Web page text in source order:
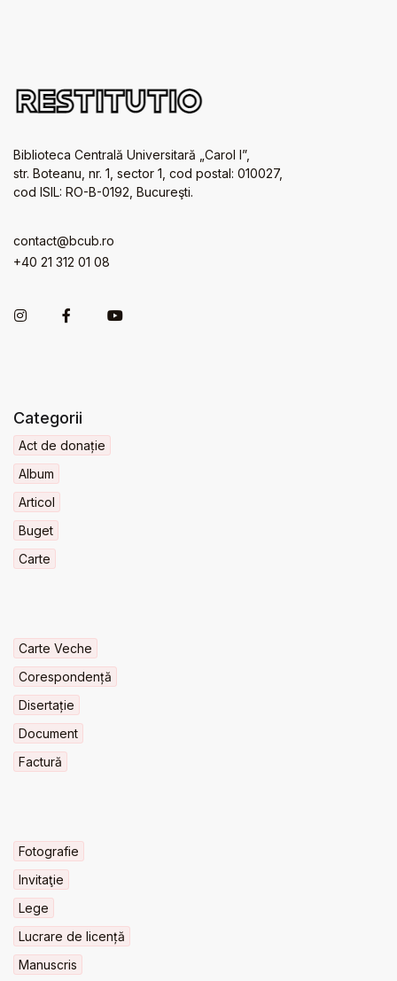
Biblioteca Centrală Universitară „Carol I”,
str. Boteanu, nr. 1, sector 1, cod postal: 010027,
cod ISIL: RO-B-0192, Bucureşti.
contact@bcub.ro
+40 21 312 01 08
Categorii
Act de donație
Album
Articol
Buget
Carte
Carte Veche
Corespondență
Disertație
Document
Factură
Fotografie
Invitaţie
Lege
Lucrare de licență
Manuscris